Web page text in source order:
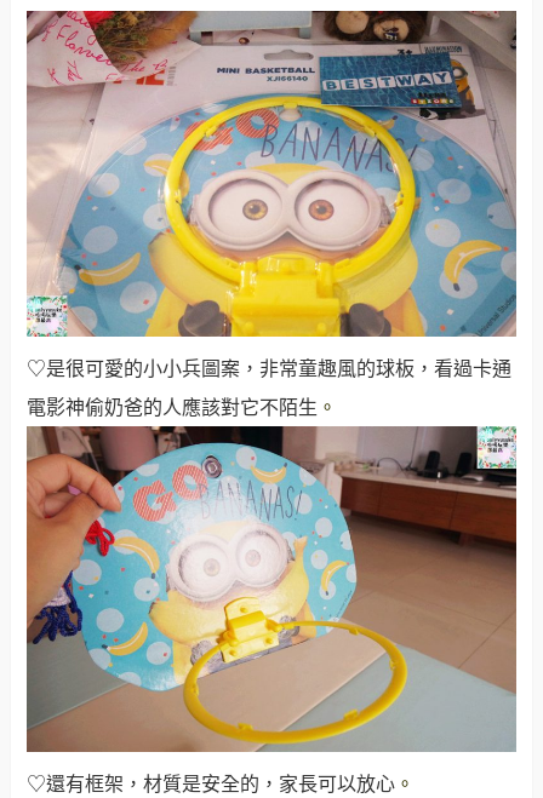
♡是很可愛的小小兵圖案，非常童趣風的球板，看過卡通
電影神偷奶爸的人應該對它不陌生 。
♡還有框架，材質是安全的，家長可以放心 。